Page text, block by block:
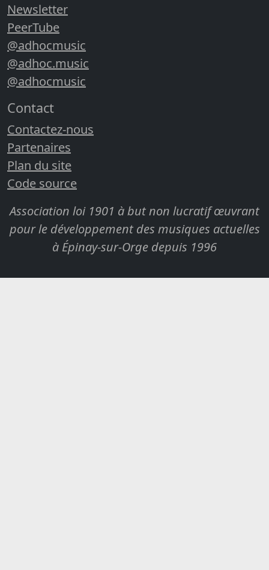
Newsletter
PeerTube
@adhocmusic
@adhoc.music
@adhocmusic
Contact
Contactez-nous
Partenaires
Plan du site
Code source
Association loi 1901 à but non lucratif œuvrant
pour le développement des musiques actuelles
à Épinay-sur-Orge depuis 1996